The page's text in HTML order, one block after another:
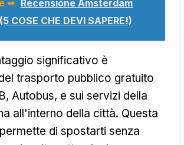
➥
Recensione Amsterdam
COSE CHE DEVI SAPERE!)
significativo è
trasporto pubblico gratuito
Autobus, e sui servizi della
all'interno della città. Questa
di spostarti senza